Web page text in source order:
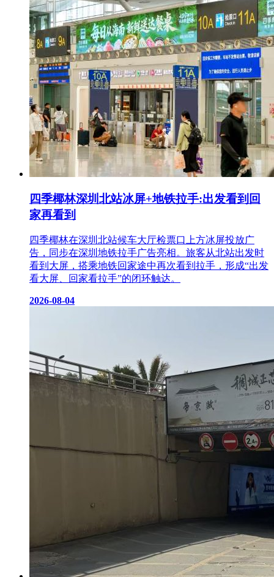
四季椰林深圳北站冰屏+地铁拉手:出发看到回
家再看到
四季椰林在深圳北站候车大厅检票口上方冰屏投放广
告，同步在深圳地铁拉手广告亮相。旅客从北站出发时
看到大屏，搭乘地铁回家途中再次看到拉手，形成“出发
看大屏、回家看拉手”的闭环触达。
2026-08-04